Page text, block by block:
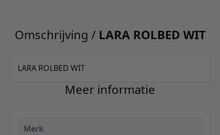
Omschrijving / LARA ROLBED WIT
LARA ROLBED WIT
Meer informatie
Merk